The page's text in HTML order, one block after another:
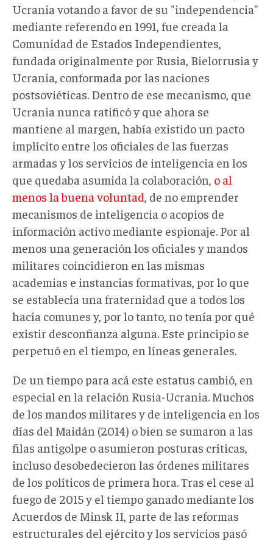
Ucrania votando a favor de su "independencia"
mediante referendo en 1991, fue creada la
Comunidad de Estados Independientes,
fundada originalmente por Rusia, Bielorrusia y
Ucrania, conformada por las naciones
postsoviéticas. Dentro de ese mecanismo, que
Ucrania nunca ratificó y que ahora se
mantiene al margen, había existido un pacto
implícito entre los oficiales de las fuerzas
armadas y los servicios de inteligencia en los
que quedaba asumida la colaboración, o al
menos la buena voluntad , de no emprender
mecanismos de inteligencia o acopios de
información activo mediante espionaje. Por al
menos una generación los oficiales y mandos
militares coincidieron en las mismas
academias e instancias formativas, por lo que
se establecía una fraternidad que a todos los
hacía comunes y, por lo tanto, no tenía por qué
existir desconfianza alguna. Este principio se
perpetuó en el tiempo, en líneas generales.
De un tiempo para acá este estatus cambió, en
especial en la relación Rusia-Ucrania. Muchos
de los mandos militares y de inteligencia en los
días del Maidán (2014) o bien se sumaron a las
filas antigolpe o asumieron posturas críticas,
incluso desobedecieron las órdenes militares
de los políticos de primera hora. Tras el cese al
fuego de 2015 y el tiempo ganado mediante los
Acuerdos de Minsk II, parte de las reformas
estructurales del ejército y los servicios pasó